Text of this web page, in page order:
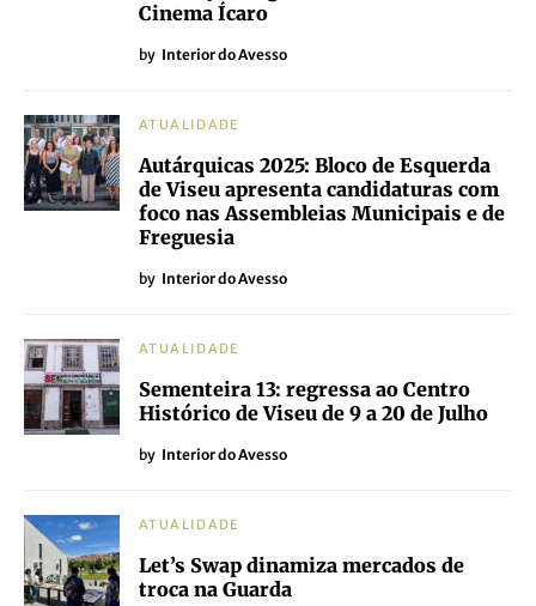
Cinema Ícaro
by Interior do Avesso
ATUALIDADE
Autárquicas 2025: Bloco de Esquerda
de Viseu apresenta candidaturas com
foco nas Assembleias Municipais e de
Freguesia
by Interior do Avesso
ATUALIDADE
Sementeira 13: regressa ao Centro
Histórico de Viseu de 9 a 20 de Julho
by Interior do Avesso
ATUALIDADE
Let’s Swap dinamiza mercados de
troca na Guarda